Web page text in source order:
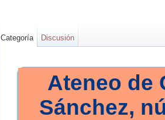
Ateneo de
Sánchez,
Categoría Discusión